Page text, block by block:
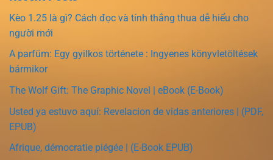
Kèo 1.25 là gì? Cách đọc và tính thắng thua dễ hiểu cho
người mới
A parfüm: Egy gyilkos története : Ingyenes könyvletöltések
bármikor
The Wolf Gift: The Graphic Novel | eBook (E-Book)
Usted ya estuvo aquí: Revelacion de vidas anteriores | (PDF,
EPUB)
Afrique, démocratie piégée | (E-Book EPUB)